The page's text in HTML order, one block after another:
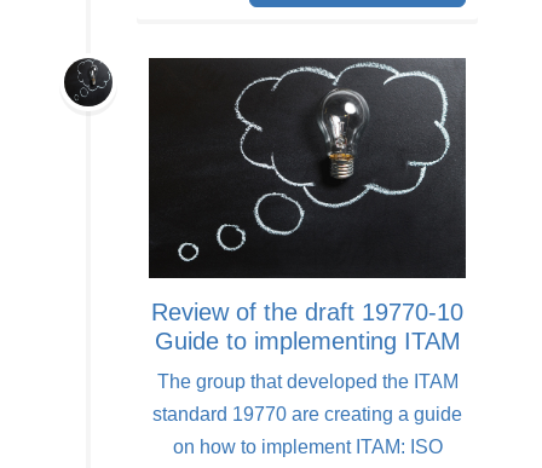
Review of the draft 19770-10
Guide to implementing ITAM
The group that developed the ITAM
standard 19770 are creating a guide
on how to implement ITAM: ISO